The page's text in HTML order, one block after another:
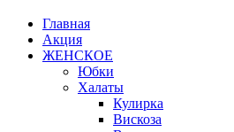
Главная
Акция
ЖЕНСКОЕ
Юбки
Халаты
Кулирка
Вискоза